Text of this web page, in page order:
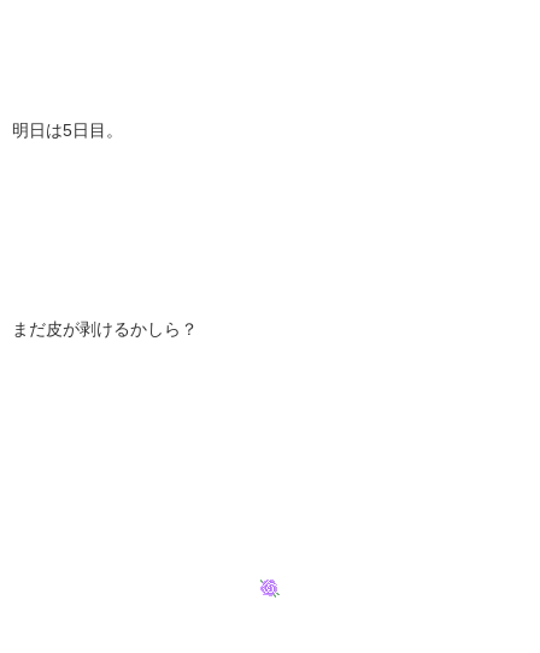
明日は5日目。
まだ皮が剥けるかしら？